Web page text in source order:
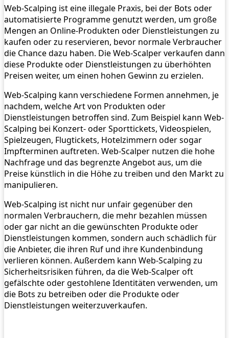
Web-Scalping ist eine illegale Praxis, bei der Bots oder
automatisierte Programme genutzt werden, um große
Mengen an Online-Produkten oder Dienstleistungen zu
kaufen oder zu reservieren, bevor normale Verbraucher
die Chance dazu haben. Die Web-Scalper verkaufen dann
diese Produkte oder Dienstleistungen zu überhöhten
Preisen weiter, um einen hohen Gewinn zu erzielen.
Web-Scalping kann verschiedene Formen annehmen, je
nachdem, welche Art von Produkten oder
Dienstleistungen betroffen sind. Zum Beispiel kann Web-
Scalping bei Konzert- oder Sporttickets, Videospielen,
Spielzeugen, Flugtickets, Hotelzimmern oder sogar
Impfterminen auftreten. Web-Scalper nutzen die hohe
Nachfrage und das begrenzte Angebot aus, um die
Preise künstlich in die Höhe zu treiben und den Markt zu
manipulieren.
Web-Scalping ist nicht nur unfair gegenüber den
normalen Verbrauchern, die mehr bezahlen müssen
oder gar nicht an die gewünschten Produkte oder
Dienstleistungen kommen, sondern auch schädlich für
die Anbieter, die ihren Ruf und ihre Kundenbindung
verlieren können. Außerdem kann Web-Scalping zu
Sicherheitsrisiken führen, da die Web-Scalper oft
gefälschte oder gestohlene Identitäten verwenden, um
die Bots zu betreiben oder die Produkte oder
Dienstleistungen weiterzuverkaufen.